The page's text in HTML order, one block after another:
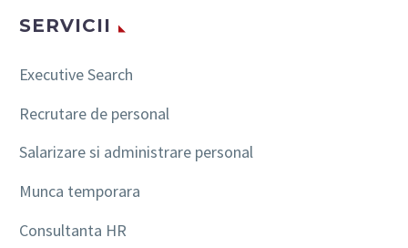
SERVICII
Executive Search
Recrutare de personal
Salarizare si administrare personal
Munca temporara
Consultanta HR